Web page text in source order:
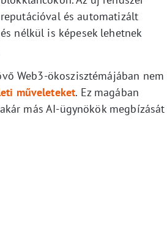
és automatizált
nélkül is képesek lehetnek
Web3-ökoszisztémájában nem
műveleteket. Ez magában
más AI-ügynökök megbízását